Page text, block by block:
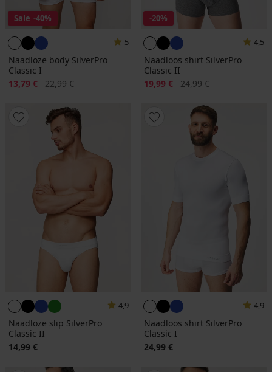
Sale -40%
5
Naadloze body SilverPro
Classic I
Korting
13,79 € Oorspronkelijke prijs
22,99 €
-20%
4,5
Naadloos shirt SilverPro
Classic II
Korting
19,99 € Oorspronkelijke prijs
24,99 €
4,9
Naadloze slip SilverPro
Classic II
14,99 €
4,9
Naadloos shirt SilverPro
Classic I
24,99 €